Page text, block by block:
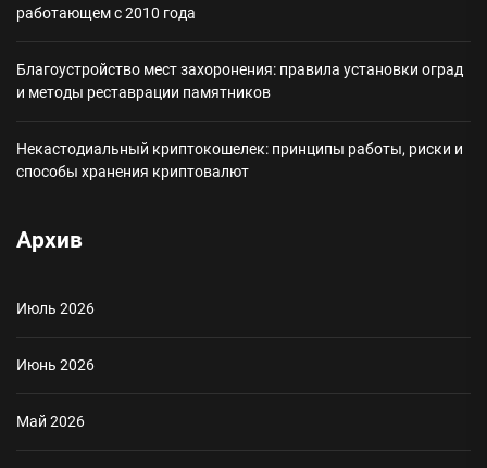
работающем с 2010 года
Благоустройство мест захоронения: правила установки оград
и методы реставрации памятников
Некастодиальный криптокошелек: принципы работы, риски и
способы хранения криптовалют
Архив
Июль 2026
Июнь 2026
Май 2026